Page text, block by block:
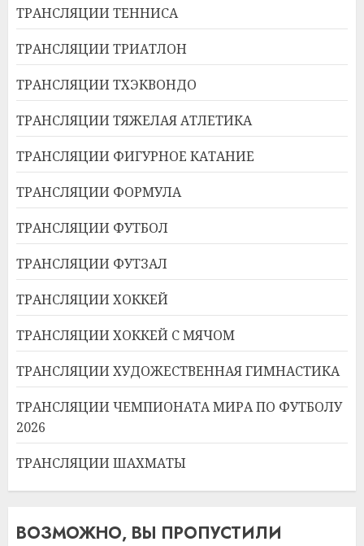
ТРАНСЛЯЦИИ ТЕННИСА
ТРАНСЛЯЦИИ ТРИАТЛОН
ТРАНСЛЯЦИИ ТХЭКВОНДО
ТРАНСЛЯЦИИ ТЯЖЕЛАЯ АТЛЕТИКА
ТРАНСЛЯЦИИ ФИГУРНОЕ КАТАНИЕ
ТРАНСЛЯЦИИ ФОРМУЛА
ТРАНСЛЯЦИИ ФУТБОЛ
ТРАНСЛЯЦИИ ФУТЗАЛ
ТРАНСЛЯЦИИ ХОККЕЙ
ТРАНСЛЯЦИИ ХОККЕЙ С МЯЧОМ
ТРАНСЛЯЦИИ ХУДОЖЕСТВЕННАЯ ГИМНАСТИКА
ТРАНСЛЯЦИИ ЧЕМПИОНАТА МИРА ПО ФУТБОЛУ
2026
ТРАНСЛЯЦИИ ШАХМАТЫ
ВОЗМОЖНО, ВЫ ПРОПУСТИЛИ